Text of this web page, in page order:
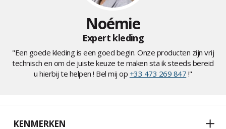
Noémie
Expert kleding
"Een goede kleding is een goed begin. Onze producten zijn vrij
technisch en om de juiste keuze te maken sta ik steeds bereid
u hierbij te helpen ! Bel mij op +33 473 269 847 !"
KENMERKEN